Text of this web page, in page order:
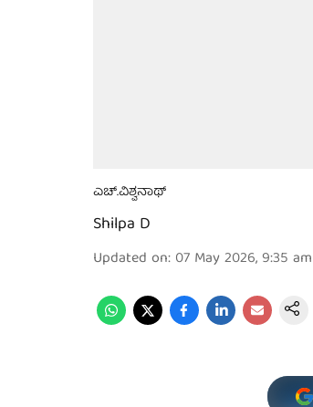
ಎಚ್.ವಿಶ್ವನಾಥ್
Shilpa D
Updated on: 07 May 2026, 9:35 am